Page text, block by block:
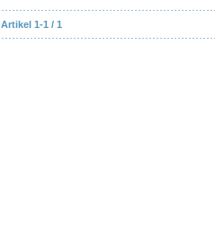
Artikel 1-1 / 1